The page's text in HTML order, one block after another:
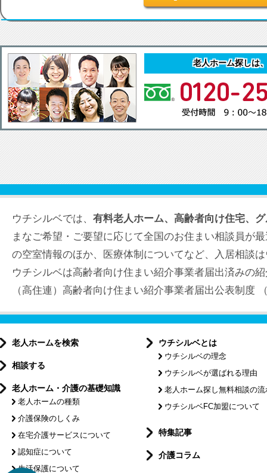
老人ホーム探しは
ウチシルベでは、 有料老人ホーム、高齢者向け住宅、
まなご希望・ご要望に応じて全国のお住まい相談員が
の空室情報のほか、医療体制についてなど、入居相談
ウチシルベは高齢者向け住まい紹介事業者届出済みの
（高住連）高齢者向け住まい紹介事業者届出公表制度
老人ホームを検索
相談する
老人ホーム・介護の基礎知識
老人ホームの種類
介護保険のしくみ
在宅介護サービスについて
認知症について
生活保護について
ウチシルベとは
ウチシルベの理念
ウチシルベが選ばれる理由
老人ホーム探し無料相談の流
ウチシルベFC加盟について
特集記事
介護コラム